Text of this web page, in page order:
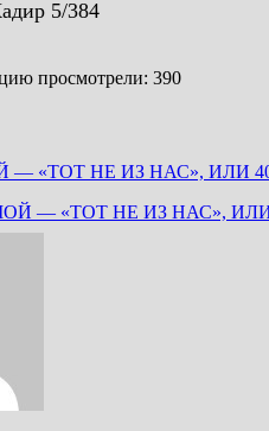
5/384
просмотрели: 390